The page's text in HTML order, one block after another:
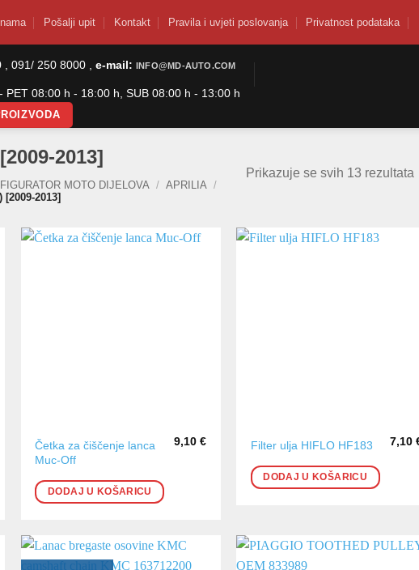
Pošalji upit Kontakt Pravila i uvjeti poslovanja Privatnost podataka
, 091/ 250 8000 , e-mail: INFO@MD-AUTO.COM
PET 08:00 h - 18:00 h, SUB 08:00 h - 13:00 h
2013]
MOTO DIJELOVA / APRILIA /
[2009-2013]
Prikazuje se svih 13 rezultata
Četka za čiščenje lanca
Muc-Off
9,10€
DODAJ U KOŠARICU
Filter ulja HIFLO HF183 7,10
DODAJ U KOŠARICU